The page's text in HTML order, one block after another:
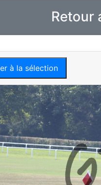
Retour
à la sélection